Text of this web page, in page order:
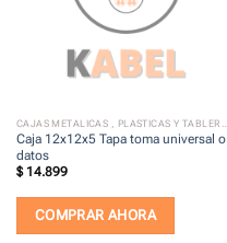
Caja 12x12x5 Tapa toma universal o
datos
$14.899
COMPRAR AHORA